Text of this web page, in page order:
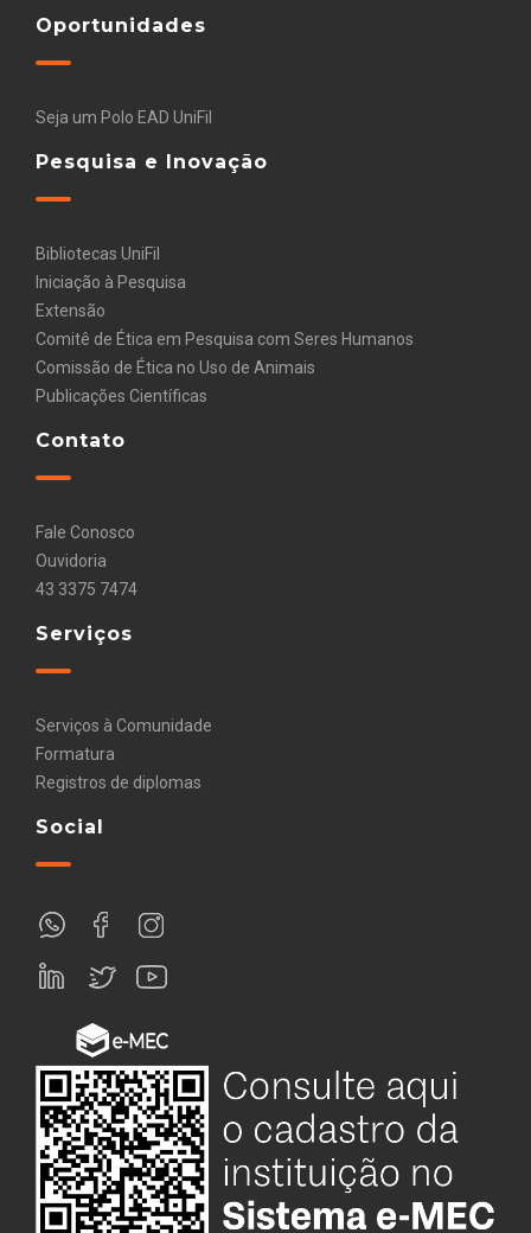
Oportunidades
Seja um Polo EAD UniFil
Pesquisa e Inovação
Bibliotecas UniFil
Iniciação à Pesquisa
Extensão
Comitê de Ética em Pesquisa com Seres Humanos
Comissão de Ética no Uso de Animais
Publicações Científicas
Contato
Fale Conosco
Ouvidoria
43 3375 7474
Serviços
Serviços à Comunidade
Formatura
Registros de diplomas
Social